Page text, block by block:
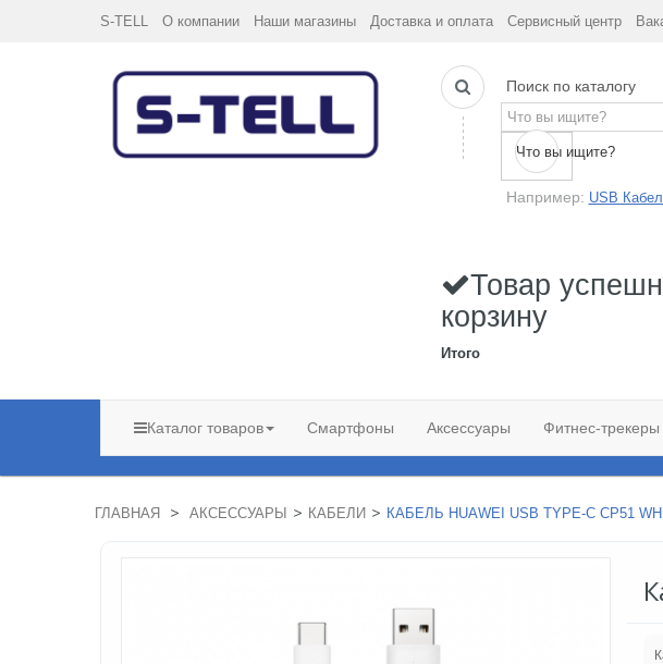
S-TELL О компании Наши магазины Доставка и оплата Сервисный центр
Поиск по каталогу
Что вы ищите?
Например: USB
Товар
корзину
Итого
Каталог товаров Смартфоны Аксессуары Фитнес-трекеры
ГЛАВНАЯ > АКСЕССУАРЫ > КАБЕЛИ > КАБЕЛЬ HUAWEI USB TYPE-C CP51